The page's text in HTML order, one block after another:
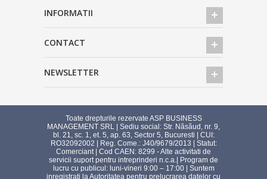
INFORMATII
CONTACT
NEWSLETTER
Toate drepturile rezervate ASP BUSINESS
MANAGEMENT SRL | Sediu social: Str. Năsăud, nr. 9,
bl. 21, sc. 1, et. 5, ap. 63, Sector 5, Bucuresti | CUI:
RO32092002 | Reg. Come.: J40/9679/2013 | Statut:
Comerciant | Cod CAEN: 8299 - Alte activitati de
servicii suport pentru intreprinderi n.c.a.| Program de
lucru cu publicul: luni-vineri 9:00 – 17:00 | Suntem
inregistrati la Autoritatea pentru prelucrarea datelor cu